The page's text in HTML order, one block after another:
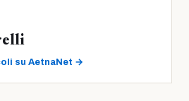
su AetnaNet →